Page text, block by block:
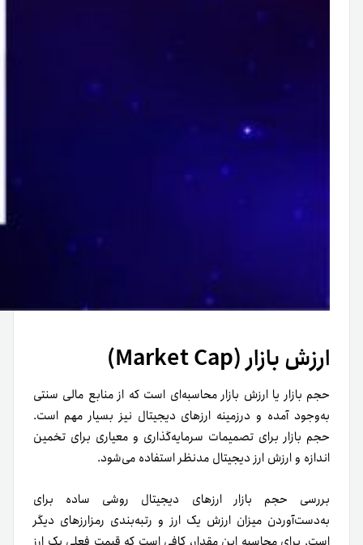
ارزش بازار (Market Cap)
حجم بازار یا ارزش بازار محاسبه‌ای است که از منابع مالی سنتی
به‌وجود آمده و در‌زمینه ارزهای دیجیتال نیز بسیار مهم است.
حجم بازار برای تصمیمات سرمایه‌گذاری و معیاری برای تخمین
اندازه و ارزش ارز دیجیتال مدنظر استفاده می‌شود.
بررسی حجم بازار ارزهای دیجیتال روشی ساده برای
به‌دست‌آوردن میزان ارزش یک ارز و رتبه‌بندی رمزارزهای دیگر